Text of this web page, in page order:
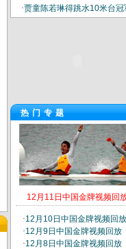
·贾童陈若琳得跳水10米台冠
热门专题
12月11日中国金牌视频回
·12月10日中国金牌视频回放
·12月9日中国金牌视频回放
·12月8日中国金牌视频回放